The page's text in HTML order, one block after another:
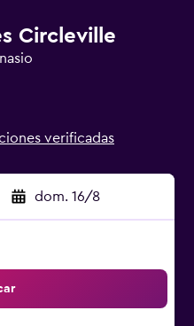
Circleville
verificadas
dom. 16/8